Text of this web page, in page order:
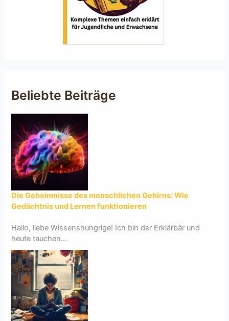
Beliebte Beiträge
Die Geheimnisse des menschlichen Gehirns: Wie
Gedächtnis und Lernen funktionieren
Hallo, liebe Wissenshungrige! Ich bin der Erklärbär und
heute tauchen...